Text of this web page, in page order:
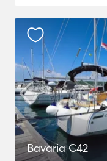
Bavaria C42